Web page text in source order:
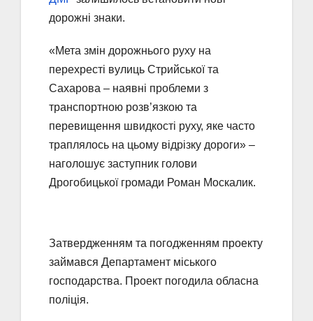
дорожні знаки.
«Мета змін дорожнього руху на
перехресті вулиць Стрийської та
Сахарова – наявні проблеми з
транспортною розв’язкою та
перевищення швидкості руху, яке часто
траплялось на цьому відрізку дороги» –
наголошує заступник голови
Дрогобицької громади Роман Москалик.
Затвердженням та погодженням проекту
займався Департамент міського
господарства. Проект погодила обласна
поліція.